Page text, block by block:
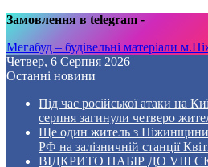
Замовлення в telegram -
Мегабуд – будівельні матеріали
Четвер, 6 Серпня 2026
Останні новини
Під час російської атаки на
серпня загинули четверо
Ще один житель з Ніжинщини
РФ на залізничній станції
ВІДКРИТО НАБІР ДО VIII